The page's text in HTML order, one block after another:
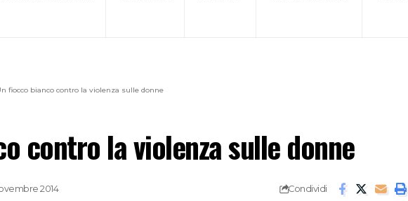
fiocco bianco contro la violenza sulle donne
contro la violenza sulle donne
2014 Condividi